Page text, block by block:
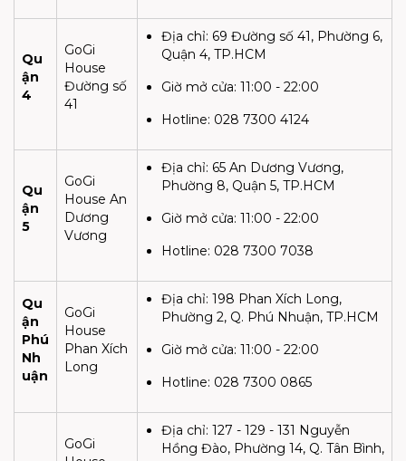
Qu
ận
4
GoGi
House
Đường số
41
Địa chỉ: 69 Đường số 41, Phường 6,
Quận 4, TP.HCM
Giờ mở cửa: 11:00 - 22:00
Hotline: 028 7300 4124
Qu
ận
5
GoGi
House An
Dương
Vương
Địa chỉ: 65 An Dương Vương,
Phường 8, Quận 5, TP.HCM
Giờ mở cửa: 11:00 - 22:00
Hotline: 028 7300 7038
Qu
ận
Phú
Nh
uận
GoGi
House
Phan Xích
Long
Địa chỉ: 198 Phan Xích Long,
Phường 2, Q. Phú Nhuận, TP.HCM
Giờ mở cửa: 11:00 - 22:00
Hotline: 028 7300 0865
GoGi
Địa chỉ: 127 - 129 - 131 Nguyễn
Hồng Đào, Phường 14, Q. Tân Bình,